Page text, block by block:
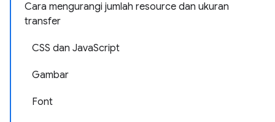
Cara mengurangi jumlah resource dan ukuran
transfer
CSS dan JavaScript
Gambar
Font